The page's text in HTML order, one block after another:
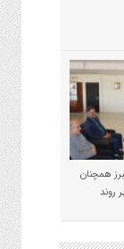
همچنان
روند